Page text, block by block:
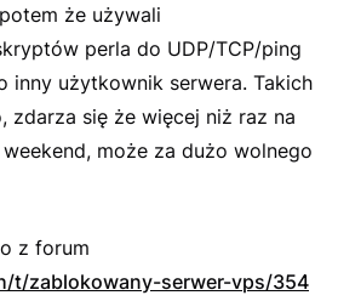
że używali
perla do UDP/TCP/ping
inny użytkownik serwera. Takich
zdarza się że więcej niż raz na
może za dużo wolnego
z forum
t/zablokowany-serwer-vps/354